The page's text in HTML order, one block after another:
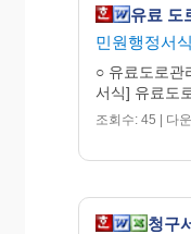
유료 도
민원행정서식
○ 유료도로관
서식] 유료도
조회수: 45 | 다
청구